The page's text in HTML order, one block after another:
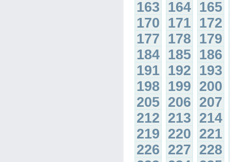
163 164 165
170 171 172
177 178 179
184 185 186
191 192 193
198 199 200
205 206 207
212 213 214
219 220 221
226 227 228